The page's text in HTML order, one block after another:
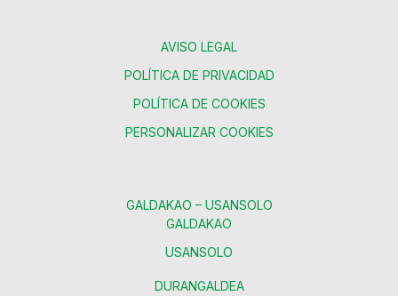
AVISO LEGAL
POLÍTICA DE PRIVACIDAD
POLÍTICA DE COOKIES
PERSONALIZAR COOKIES
GALDAKAO – USANSOLO
GALDAKAO
USANSOLO
DURANGALDEA